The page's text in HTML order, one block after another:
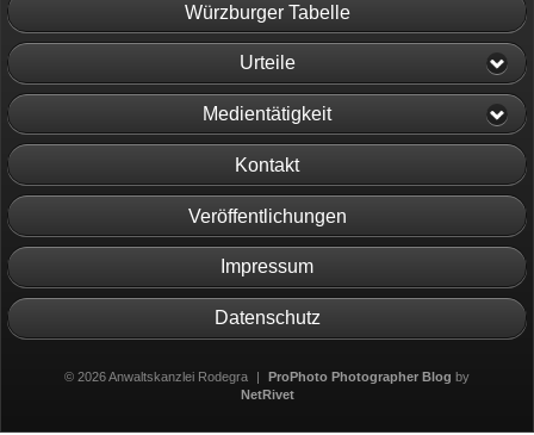
Würzburger Tabelle
Urteile
Medientätigkeit
Kontakt
Veröffentlichungen
Impressum
Datenschutz
© 2026 Anwaltskanzlei Rodegra | ProPhoto Photographer Blog by
NetRivet